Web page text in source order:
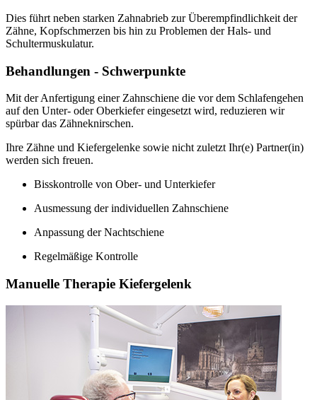
Dies führt neben starken Zahnabrieb zur Überempfindlichkeit der
Zähne, Kopfschmerzen bis hin zu Problemen der Hals- und
Schultermuskulatur.
Behandlungen - Schwerpunkte
Mit der Anfertigung einer Zahnschiene die vor dem Schlafengehen
auf den Unter- oder Oberkiefer eingesetzt wird, reduzieren wir
spürbar das Zähneknirschen.
Ihre Zähne und Kiefergelenke sowie nicht zuletzt Ihr(e) Partner(in)
werden sich freuen.
Bisskontrolle von Ober- und Unterkiefer
Ausmessung der individuellen Zahnschiene
Anpassung der Nachtschiene
Regelmäßige Kontrolle
Manuelle Therapie Kiefergelenk